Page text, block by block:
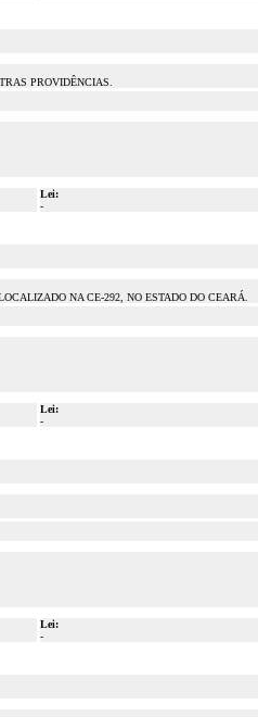
PROVIDÊNCIAS.
Lei:
-
NA CE-292, NO ESTADO DO CEARÁ.
Lei:
-
Lei:
-